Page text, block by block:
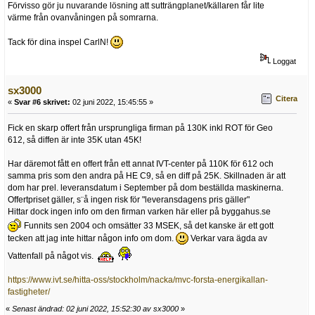
Förvisso gör ju nuvarande lösning att sutträngplanet/källaren får lite
värme från ovanvåningen på somrarna.
Tack för dina inspel CarlN!
Loggat
sx3000
« Svar #6 skrivet: 02 juni 2022, 15:45:55 » Citera
Fick en skarp offert från ursprungliga firman på 130K inkl ROT för Geo
612, så diffen är inte 35K utan 45K!
Har däremot fått en offert från ett annat IVT-center på 110K för 612 och
samma pris som den andra på HE C9, så en diff på 25K. Skillnaden är att
dom har prel. leveransdatum i September på dom beställda maskinerna.
Offertpriset gäller, s¨å ingen risk för "leveransdagens pris gäller"
Hittar dock ingen info om den firman varken här eller på byggahus.se
Funnits sen 2004 och omsätter 33 MSEK, så det kanske är ett gott
tecken att jag inte hittar någon info om dom.
Verkar vara ägda av
Vattenfall på något vis.
https://www.ivt.se/hitta-oss/stockholm/nacka/mvc-forsta-energikallan-
fastigheter/
« Senast ändrad: 02 juni 2022, 15:52:30 av sx3000 »